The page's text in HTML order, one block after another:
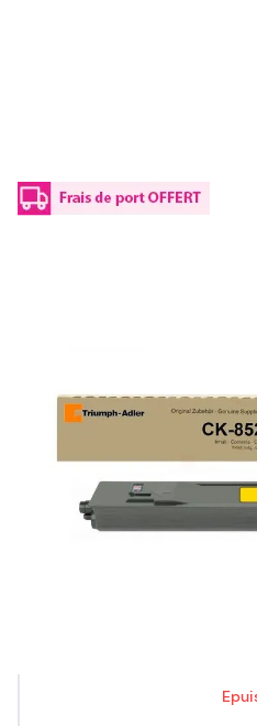
Référence fabricant : CK-8520 Y
Capacité en pages (à 5%) : 6000
1T02P3ATA0 / CK-8520